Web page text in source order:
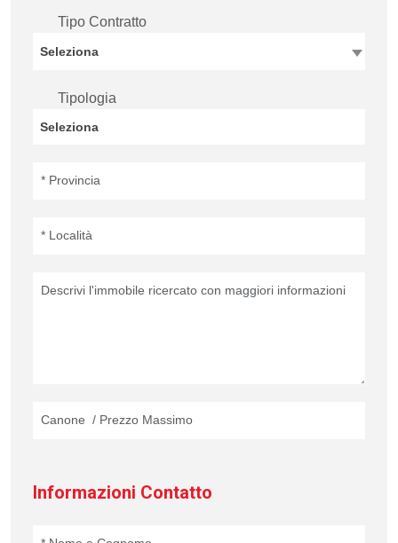
Tipo Contratto
Seleziona
Tipologia
Informazioni Contatto